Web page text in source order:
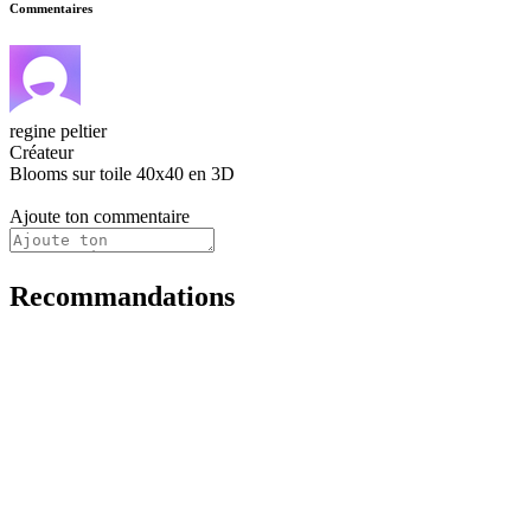
Commentaires
regine peltier
Créateur
Blooms sur toile 40x40 en 3D
Ajoute ton commentaire
Recommandations